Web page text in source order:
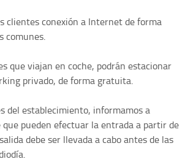
clientes conexión a Internet de forma
comunes.
que viajan en coche, podrán estacionar
privado, de forma gratuita.
del establecimiento, informamos a
pueden efectuar la entrada a partir de
debe ser llevada a cabo antes de las